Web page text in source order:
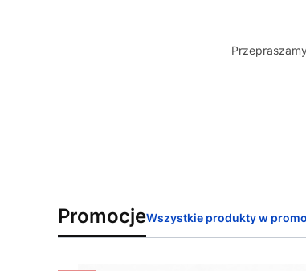
PromocjeWszystkie produkty w